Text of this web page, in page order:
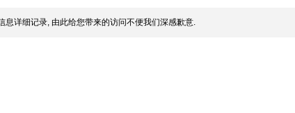
息详细记录, 由此给您带来的访问不便我们深感歉意.